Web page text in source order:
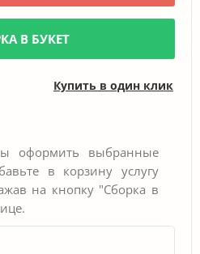
В БУКЕТ
Купить в один клик
оформить выбранные
в корзину услугу
на кнопку "Сборка в